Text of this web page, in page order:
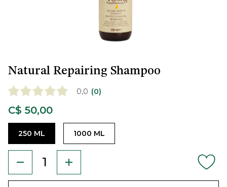
Natural Repairing Shampoo
0,0 (0)
C$ 50,00
250 ML 1000 ML